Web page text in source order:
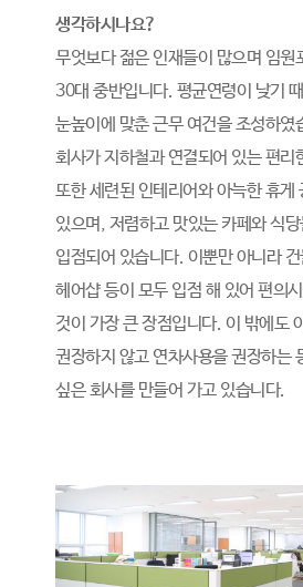
생각하시나요?
무엇보다 젊은 인재들이 많으며 임원
30대 중반입니다. 평균연령이 낮기
눈높이에 맞춘 근무 여건을 조성하였
회사가 지하철과 연결되어 있는 편리
또한 세련된 인테리어와 아늑한 휴게
있으며, 저렴하고 맛있는 카페와 식당
입점되어 있습니다. 이뿐만 아니라
헤어샵 등이 모두 입점 해 있어 편의
것이 가장 큰 장점입니다. 이 밖에도
권장하지 않고 연차사용을 권장하는
싶은 회사를 만들어 가고 있습니다.